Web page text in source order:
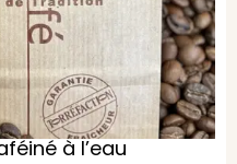
à l’eau